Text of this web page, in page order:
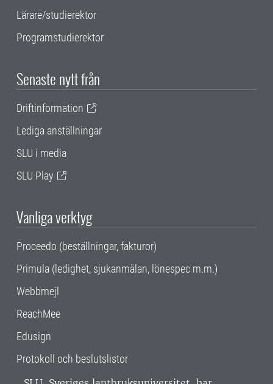
Lärare/studierektor
Programstudierektor
Senaste nytt från
Driftinformation
Lediga anställningar
SLU i media
SLU Play
Vanliga verktyg
Proceedo (beställningar, fakturor)
Primula (ledighet, sjukanmälan, lönespec m.m.)
Webbmejl
ReachMee
Edusign
Protokoll och beslutslistor